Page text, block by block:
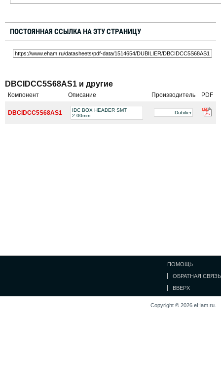
ПОСТОЯННАЯ ССЫЛКА НА ЭТУ СТРАНИЦУ
DBCIDCC5S68AS1 и другие
Компонент Описание Производитель PDF
DBCIDCC5S68AS1
IDC BOX HEADER SMT
2.00mm
Dubilier
ПОМОЩЬ
ОБРАТНАЯ СВЯЗЬ
ВВЕРХ
Copyright © 2026 eHam.ru.